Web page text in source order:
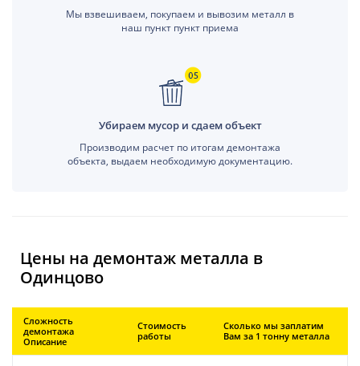
Мы взвешиваем, покупаем и вывозим металл в
наш пункт пункт приема
Убираем мусор и сдаем объект
Производим расчет по итогам демонтажа
объекта, выдаем необходимую документацию.
Цены на демонтаж металла в
Одинцово
Сложность
демонтажа
Описание
Стоимость
работы
Сколько мы заплатим
Вам за 1 тонну металла